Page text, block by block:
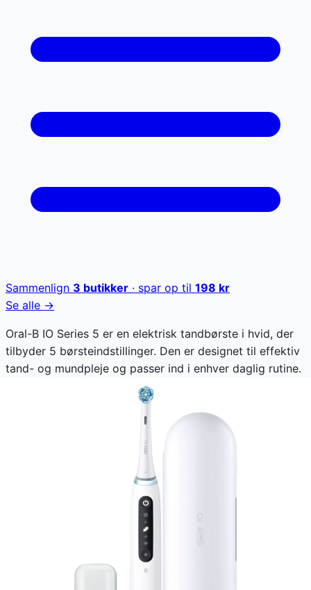
Sammenlign 3 butikker · spar op til 198 kr
Se alle →
Oral-B IO Series 5 er en elektrisk tandbørste i hvid, der
tilbyder 5 børsteindstillinger. Den er designet til effektiv
tand- og mundpleje og passer ind i enhver daglig rutine.
Med sit rene, hvide design og flere indstillinger kan du
tilpasse din tandbørstning efter behov.
Oral-B IO Series 5 koster lige nu 751 kr. Den laveste pris,
der nogensinde er registreret - ca. 11,8 % lavere end den
højeste registrerede pris på 851 kr. Vores prishistorik
bygger på 90 prisobservationer, hvor prisen har
bevæget sig mellem 751 kr (01. august 2026) og 851 kr
Den billigste pris lige nu er 751 kr hos
Anmeldelser